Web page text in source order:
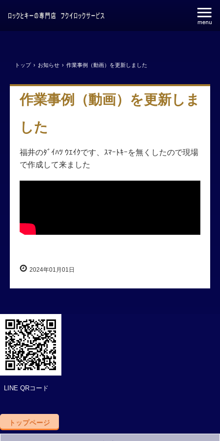
トップ › お知らせ › 作業事例（動画）を更新しました
作業事例（動画）を更新しま
した
福井のﾀﾞｲﾊﾂ ｳｴｲｸです、ｽﾏｰﾄｷｰを無くしたので現場
で作成して来ました
2024年01月01日
LINE QRコード
トップページ